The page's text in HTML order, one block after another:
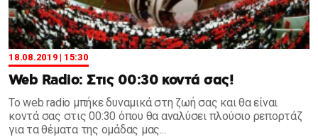
18.08.2019 | 15:30
Web Radio: Στις 00:30 κοντά σας!
Το web radio μπήκε δυναμικά στη ζωή σας και θα είναι
κοντά σας στις 00:30 όπου θα αναλύσει πλούσιο ρεπορτάζ
για τα θέματα της ομάδας μας...